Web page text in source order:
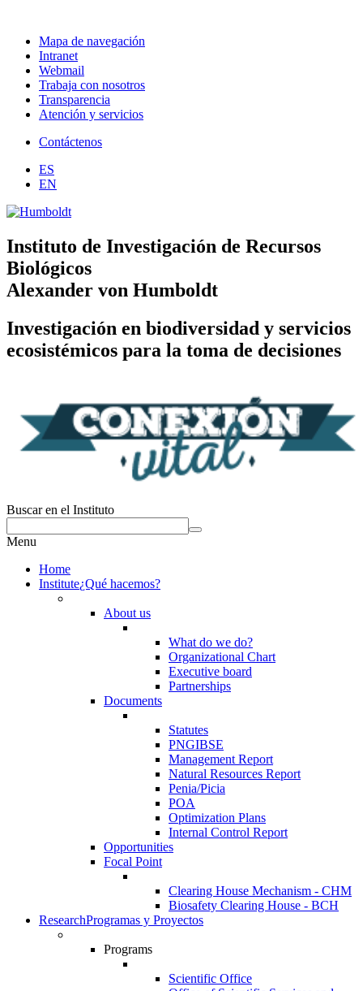
Mapa de navegación
Intranet
Webmail
Trabaja con nosotros
Transparencia
Atención y servicios
Contáctenos
ES
EN
Instituto de Investigación de Recursos
Biológicos
Alexander von Humboldt
Investigación en biodiversidad y servicios
ecosistémicos para la toma de decisiones
Buscar en el Instituto
Menu
Home
Institute¿Qué hacemos?
About us
What do we do?
Organizational Chart
Executive board
Partnerships
Documents
Statutes
PNGIBSE
Management Report
Natural Resources Report
Penia/Picia
POA
Optimization Plans
Internal Control Report
Opportunities
Focal Point
Clearing House Mechanism - CHM
Biosafety Clearing House - BCH
ResearchProgramas y Proyectos
Programs
Scientific Office